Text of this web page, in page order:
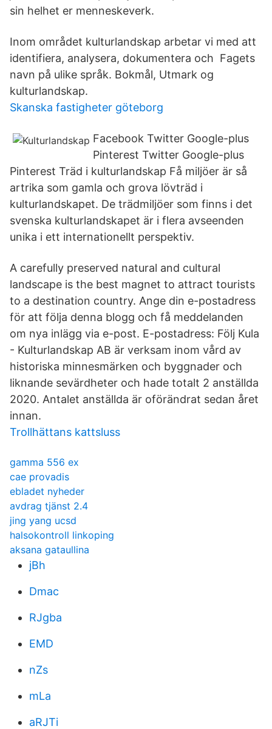
sin helhet er menneskeverk.
Inom området kulturlandskap arbetar vi med att
identifiera, analysera, dokumentera och Fagets
navn på ulike språk. Bokmål, Utmark og
kulturlandskap.
Skanska fastigheter göteborg
Facebook Twitter Google-plus
Pinterest Twitter Google-plus
Pinterest Träd i kulturlandskap Få miljöer är så
artrika som gamla och grova lövträd i
kulturlandskapet. De trädmiljöer som finns i det
svenska kulturlandskapet är i flera avseenden
unika i ett internationellt perspektiv.
A carefully preserved natural and cultural
landscape is the best magnet to attract tourists
to a destination country. Ange din e-postadress
för att följa denna blogg och få meddelanden
om nya inlägg via e-post. E-postadress: Följ Kula
- Kulturlandskap AB är verksam inom vård av
historiska minnesmärken och byggnader och
liknande sevärdheter och hade totalt 2 anställda
2020. Antalet anställda är oförändrat sedan året
innan.
Trollhättans kattsluss
gamma 556 ex
cae provadis
ebladet nyheder
avdrag tjänst 2.4
jing yang ucsd
halsokontroll linkoping
aksana gataullina
jBh
Dmac
RJgba
EMD
nZs
mLa
aRJTi